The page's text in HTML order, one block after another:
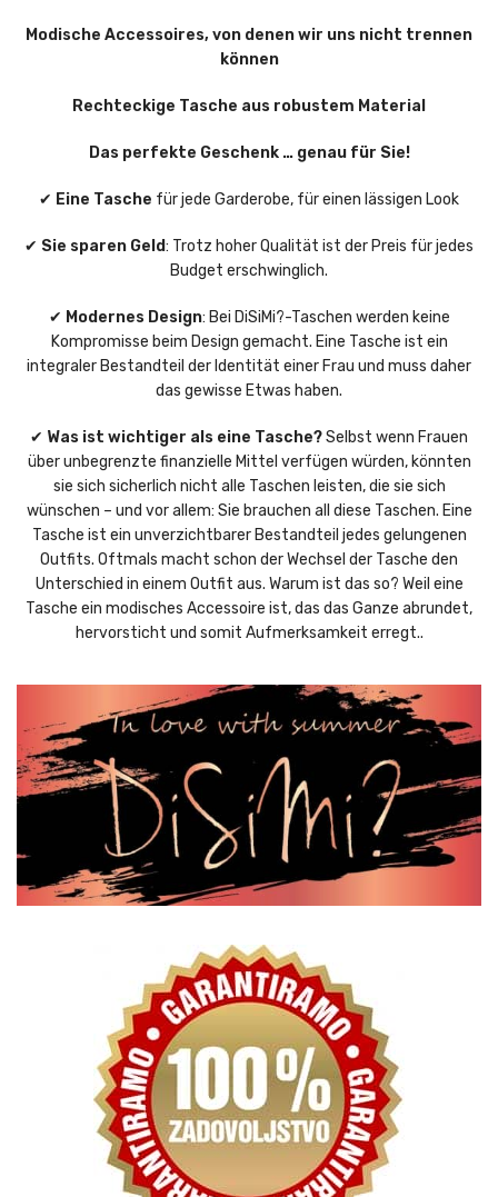
Modische Accessoires, von denen wir uns nicht trennen
können
Rechteckige Tasche aus robustem Material
Das perfekte Geschenk … genau für Sie!
✔ Eine Tasche für jede Garderobe, für einen lässigen Look
✔ Sie sparen Geld: Trotz hoher Qualität ist der Preis für jedes
Budget erschwinglich.
✔ Modernes Design: Bei DiSiMi?-Taschen werden keine
Kompromisse beim Design gemacht. Eine Tasche ist ein
integraler Bestandteil der Identität einer Frau und muss daher
das gewisse Etwas haben.
✔ Was ist wichtiger als eine Tasche?Selbst wenn Frauen
über unbegrenzte finanzielle Mittel verfügen würden, könnten
sie sich sicherlich nicht alle Taschen leisten, die sie sich
wünschen – und vor allem: Sie brauchen all diese Taschen. Eine
Tasche ist ein unverzichtbarer Bestandteil jedes gelungenen
Outfits. Oftmals macht schon der Wechsel der Tasche den
Unterschied in einem Outfit aus. Warum ist das so? Weil eine
Tasche ein modisches Accessoire ist, das das Ganze abrundet,
hervorsticht und somit Aufmerksamkeit erregt..